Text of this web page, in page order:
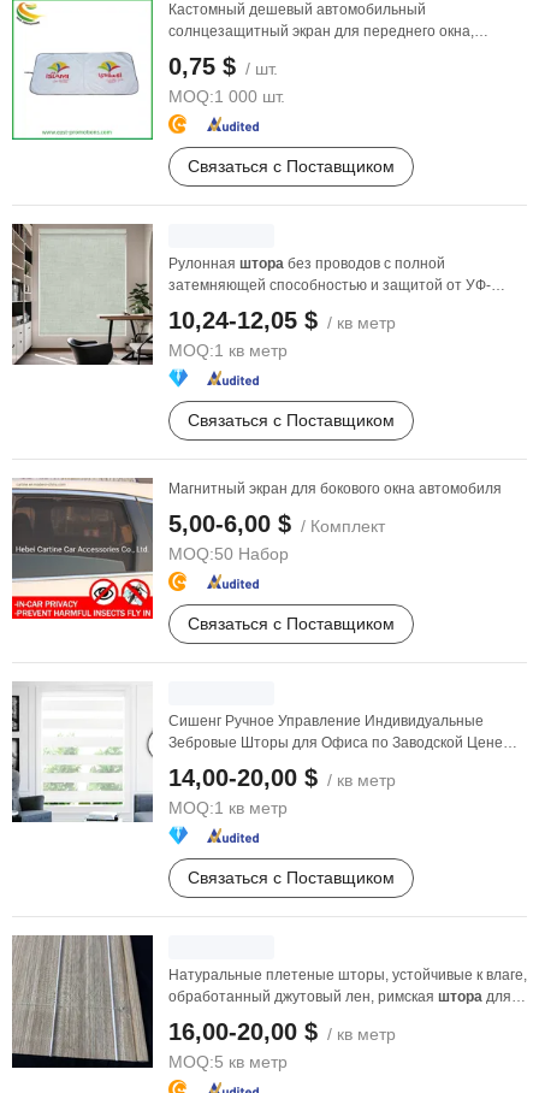
Кастомный дешевый автомобильный
солнцезащитный экран для переднего окна,
складывающийся с чехлом
0,75 $ / шт.
MOQ:1 000 шт.
Связаться с Поставщиком
Рулонная штора без проводов с полной
затемняющей способностью и защитой от УФ-
лучей для затемнения ...
10,24-12,05 $ / кв метр
MOQ:1 кв метр
Связаться с Поставщиком
Магнитный экран для бокового окна автомобиля
5,00-6,00 $ / Комплект
MOQ:50 Набор
Связаться с Поставщиком
Сишенг Ручное Управление Индивидуальные
Зебровые Шторы для Офиса по Заводской Цене
14,00-20,00 $ / кв метр
MOQ:1 кв метр
Связаться с Поставщиком
Натуральные плетеные шторы, устойчивые к влаге,
обработанный джутовый лен, римская штора для
16,00-20,00 $ / кв метр
MOQ:5 кв метр